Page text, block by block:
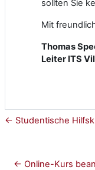
sollten Sie
Mit
Thomas
Leiter ITS
← Studentische
← Online-Kurs